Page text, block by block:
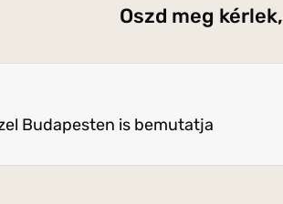
Oszd meg
Budapesten is bemutatja